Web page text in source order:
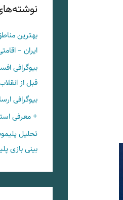
بهترین
ایران –
بیوگرافی
قبل از
بیوگرافی
+ معرفی
تحلیل
بینی بازی